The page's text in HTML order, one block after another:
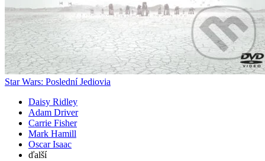
Star Wars: Poslední Jediovia
Daisy Ridley
Adam Driver
Carrie Fisher
Mark Hamill
Oscar Isaac
ďalší